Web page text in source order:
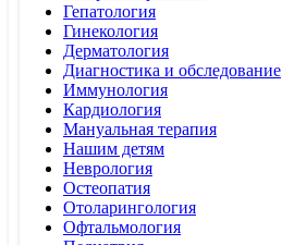
Гепатология
Гинекология
Дерматология
Диагностика и обследование
Иммунология
Кардиология
Мануальная терапия
Нашим детям
Неврология
Остеопатия
Отоларингология
Офтальмология